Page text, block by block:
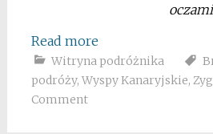
Read more
Witryna podróżnika
podróży, Wyspy Kanaryjskie,
Comment